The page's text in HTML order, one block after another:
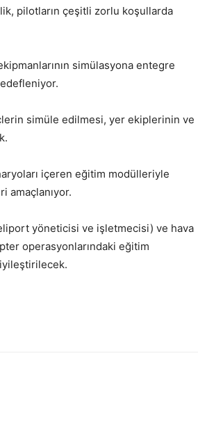
pilotların çeşitli zorlu koşullarda
simülasyona entegre
simüle edilmesi, yer ekiplerinin ve
içeren eğitim modülleriyle
amaçlanıyor.
yöneticisi ve işletmecisi) ve hava
operasyonlarındaki eğitim